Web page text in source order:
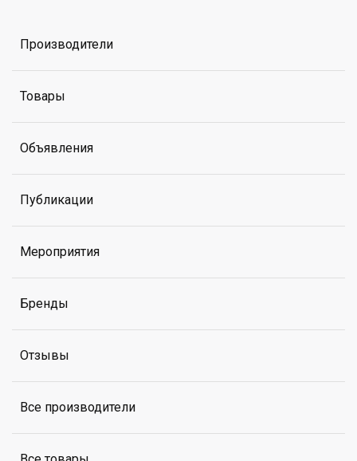
Производители
Товары
Объявления
Публикации
Мероприятия
Бренды
Отзывы
Все производители